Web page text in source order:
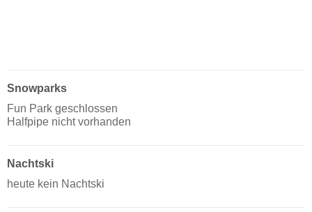
Snowparks
Fun Park geschlossen
Halfpipe nicht vorhanden
Nachtski
heute kein Nachtski